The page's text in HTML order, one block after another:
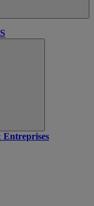
Entreprises